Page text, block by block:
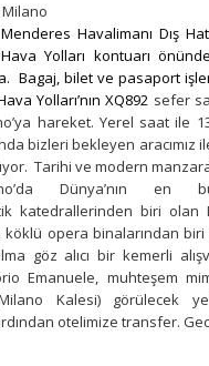
Havalimanı Dış
Yolları kontuarı
Bagaj, bilet ve pasaport
Yolları’nınXQ892 sefer
hareket. Yerel saat ile
bizleri bekleyen aracımız
Tarihi ve modern
Dünya’nın
katedrallerinden biri olan
köklü opera binalarından
göz alıcı bir kemerli
Emanuele, muhteşem
Kalesi) görülecek
otelimize transfer.